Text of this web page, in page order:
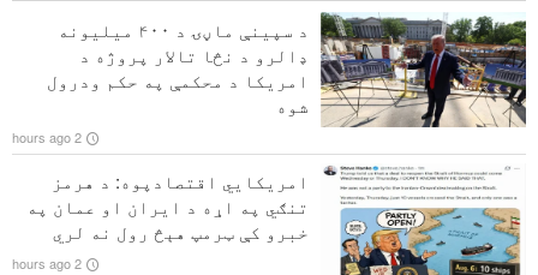
د ایران او هند د علمي بنسټونو اړیکې پیاوړې کېږي
امریکايي مجله: ایران د ټرمپ تش ګواښونه درک کړی دی
بریتانوي کارګري اتحادیو له ایران سره د جګړې پر
وړاندې د امریکا لپاره د بریتانیا د اډو د کارولو د
اجازې د لغوه کولو غوښتنه وکړه
ایران او اذربایجان د ورزش او ځوانانو په برخو کې د
همکاریو پر پراختیا هوکړه وکړه
د سپینې ماڼۍ د ۴۰۰ میلیونه
ډالرو د نڅا تالار پروژه د
امریکا د محکمې په حکم ودرول
شوه
2 hours ago
امریکايي اقتصادپوه: د هرمز
تنګي په اړه د ایران او عمان په
خبرو کې ټرمپ هېڅ رول نه لري
2 hours ago